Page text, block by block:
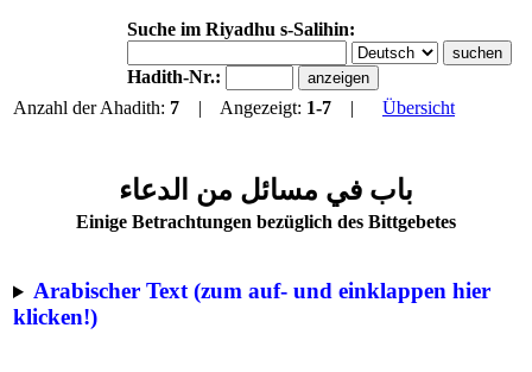
Suche im Riyadhu s-Salihin:
Hadith-Nr.:
Anzahl der Ahadith: 7 | Angezeigt: 1-7 | Übersicht
باب في مسائل من الدعاء
Einige Betrachtungen bezüglich des Bittgebetes
Arabischer Text (zum auf- und einklappen hier
klicken!)